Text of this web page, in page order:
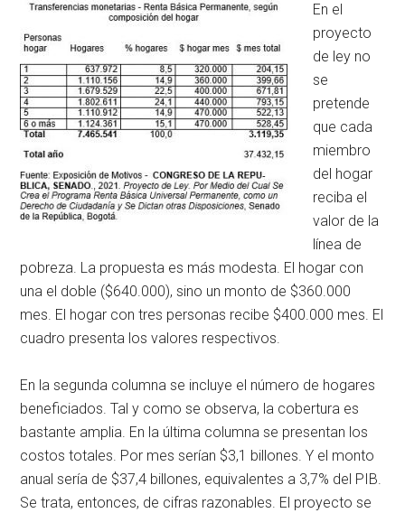
En el
proyecto
de ley no
se
pretende
que cada
miembro
del hogar
reciba el
valor de la
línea de
pobreza. La propuesta es más modesta. El hogar con
una el doble ($640.000), sino un monto de $360.000
mes. El hogar con tres personas recibe $400.000 mes. El
cuadro presenta los valores respectivos.
En la segunda columna se incluye el número de hogares
beneficiados. Tal y como se observa, la cobertura es
bastante amplia. En la última columna se presentan los
costos totales. Por mes serían $3,1 billones. Y el monto
anual sería de $37,4 billones, equivalentes a 3,7% del PIB.
Se trata, entonces, de cifras razonables. El proyecto se